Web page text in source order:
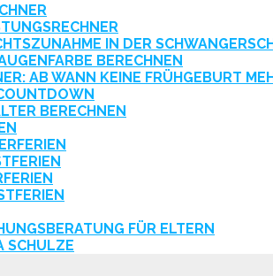
IN DER
BERECHNEN
AB WANN KEINE FRÜHGEBURT
BERECHNEN
FÜR ELTERN
SCHULZE